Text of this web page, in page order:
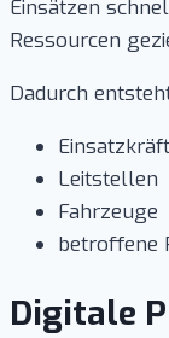
Einsätzen
Ressourcen
Dadurch
Leitstellen
Fahrzeuge
betroffene
Digitale